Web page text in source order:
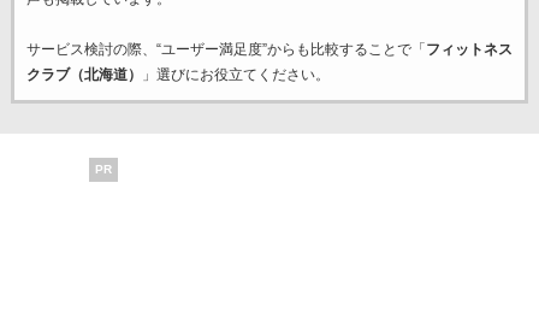
サービス検討の際、“ユーザー満足度”からも比較することで「 フィットネス
クラブ（北海道）
」選びにお役立てください。
PR